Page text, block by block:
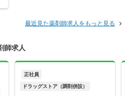
最近見た薬剤師求人をもっと見る
師求人
正社員
ドラッグストア（調剤併設）